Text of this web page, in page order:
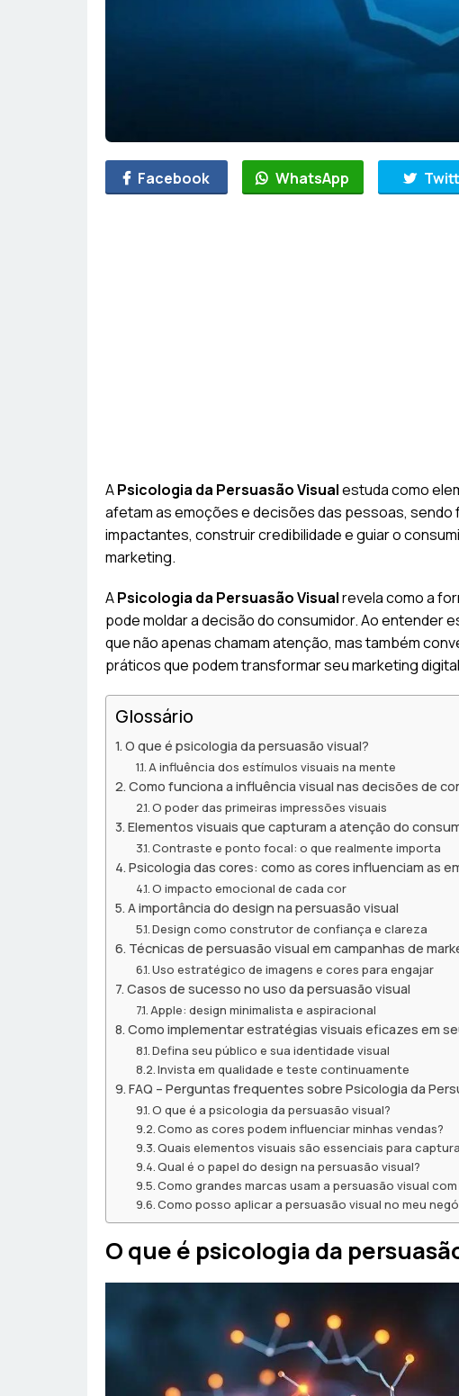
Facebook WhatsApp
APsicologia da Persuasão Visualestuda como
afetam as emoções e decisões das pessoas,
impactantes, construir credibilidade e guiar o
marketing.
APsicologia da Persuasão Visualrevela como a
pode moldar a decisão do consumidor. Ao entender
que não apenas chamam atenção, mas também
práticos que podem transformar seu marketing
Glossário
O que é psicologia da persuasão visual?
A influência dos estímulos visuais na mente
Como funciona a influência visual nas decisões de
O poder das primeiras impressões visuais
Elementos visuais que capturam a atenção do
Contraste e ponto focal: o que realmente importa
Psicologia das cores: como as cores influenciam as
O impacto emocional de cada cor
A importância do design na persuasão visual
Design como construtor de confiança e clareza
Técnicas de persuasão visual em campanhas de
Uso estratégico de imagens e cores para engajar
Casos de sucesso no uso da persuasão visual
Apple: design minimalista e aspiracional
Como implementar estratégias visuais eficazes em
Defina seu público e sua identidade visual
Invista em qualidade e teste continuamente
FAQ – Perguntas frequentes sobre Psicologia da
O que é a psicologia da persuasão visual?
Como as cores podem influenciar minhas vendas?
Quais elementos visuais são essenciais para
Qual é o papel do design na persuasão visual?
Como grandes marcas usam a persuasão visual
Como posso aplicar a persuasão visual no meu
O que é psicologia da